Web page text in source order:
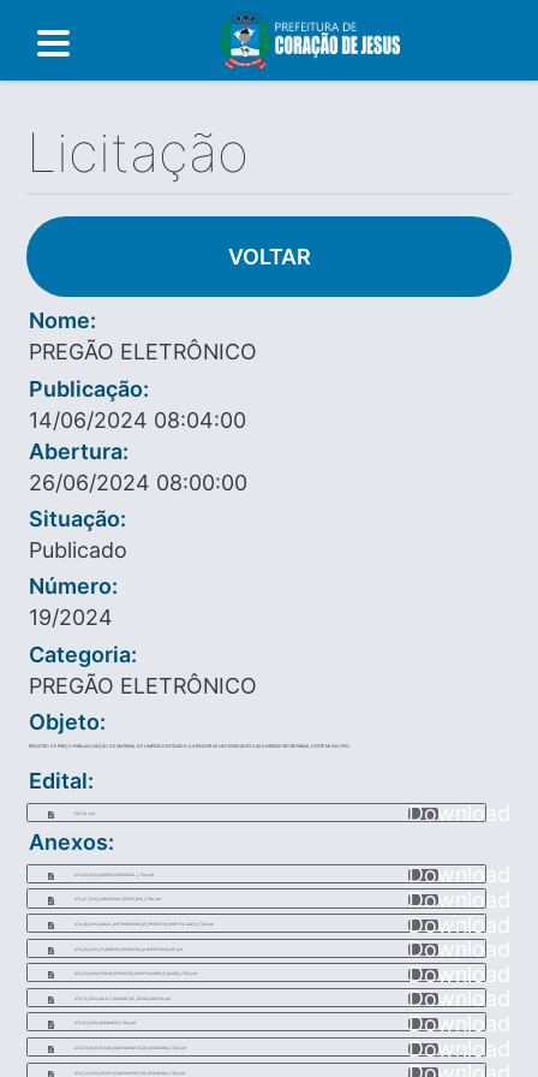
Licitação
VOLTAR
Nome:
PREGÃO ELETRÔNICO
Publicação:
14/06/2024 08:04:00
Abertura:
26/06/2024 08:00:00
Situação:
Publicado
Número:
19/2024
Categoria:
PREGÃO ELETRÔNICO
Objeto:
REGISTRO DE PREÇO PARA AQUISIÇÃO DE MATERIAL DE LIMPEZA DESTINADO A ATENDER AS NECESSIDADES DAS DIVERSAS SECRETARIAS, DESTE MUNICIPIO.
Edital:
EDITAL.pdf
Download
Anexos:
ATA_46_2024_BIDDEN_COMERCIAL_LTDA.pdf Download
ATA_47_2024_COMERCIAL_SUPER_BOX_LTDA.pdf Download
ATA_48_2024_DAMIL_DISTRIBUIDORA_DE_PRODUTOS_HOSPITALARES_LTDA.pdf Download
ATA_49_2024_FS_RIBEIRO_PRODUTOS_ALIMENTICIOS_ME.pdf Download
ATA_50_2024_FUSION_PRODUTOS_HOSPITALARES_E_SAUDE_LTDA.pdf Download
ATA_51_2024_KALILY_KAMONY_DE_JESUS_SANTOS.pdf Download
ATA_52_2024_MIRAMED_LTDA.pdf Download
ATA_53_2024_PIZANI_EQUIPAMENTOS_DE_SEGURANA_LTDA.pdf Download
ATA_54_2024_PROEPI_EQUIPAMENTO_DE_SEGURANA_LTDA.pdf